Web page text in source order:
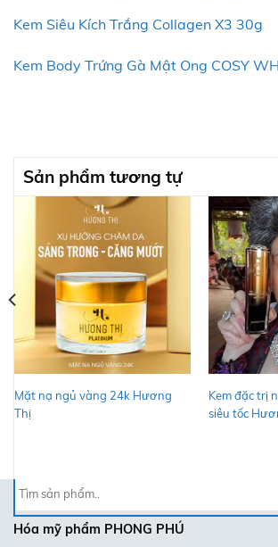
Kem Siêu Kích Trắng Collagen X3 30g
Kem Body Trứng Gà Mật Ong COSY
Sản phẩm tương tự
Mặt nạ ngủ vàng 24k Hương
Thị
Kem đặc trị
siêu tốc
Tìm
kiếm:
Hóa mỹ phẩm PHONG PHÚ